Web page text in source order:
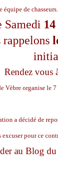
équipe de chasseurs.
Samedi
rappelons
Rendez vous
Vèbre organise le
a décidé de
pour ce
au Blog